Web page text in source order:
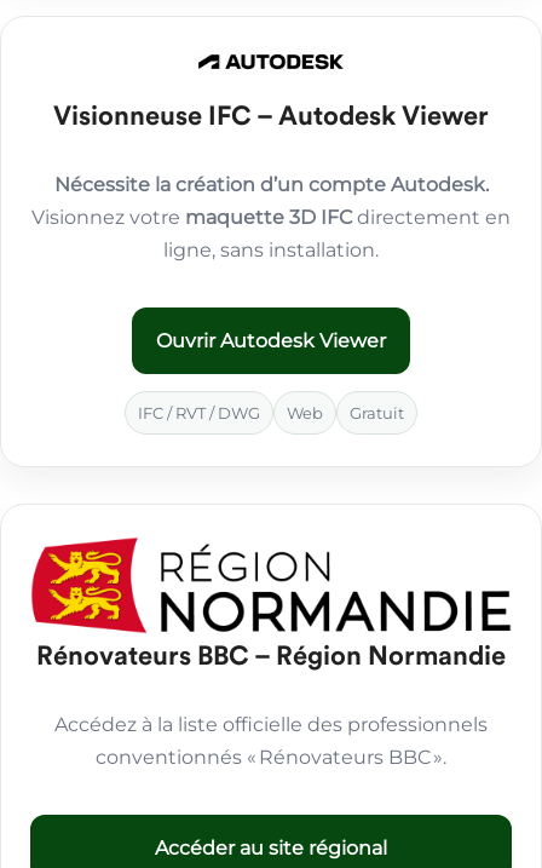
Visionneuse IFC – Autodesk Viewer
Nécessite la création d’un compte Autodesk.
Visionnez votre maquette 3D IFCdirectement en
ligne, sans installation.
Ouvrir Autodesk Viewer
IFC / RVT / DWG Web Gratuit
Rénovateurs BBC – Région Normandie
Accédez à la liste officielle des professionnels
conventionnés « Rénovateurs BBC ».
Accéder au site régional